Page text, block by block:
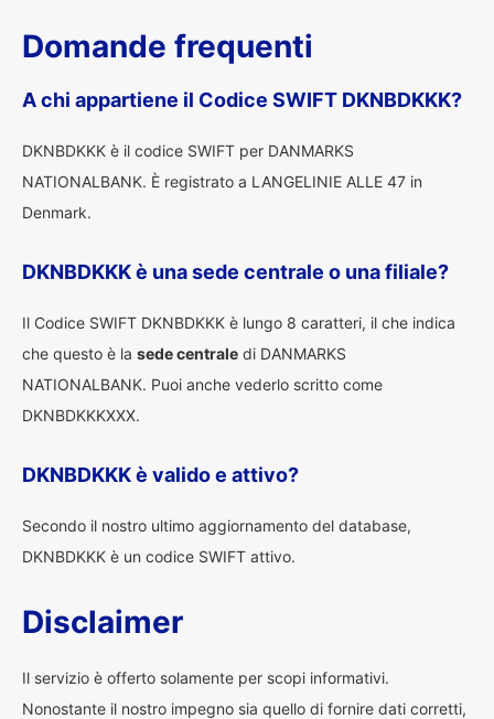
Domande frequenti
A chi appartiene il Codice SWIFT DKNBDKKK?
DKNBDKKK è il codice SWIFT per DANMARKS
NATIONALBANK. È registrato a LANGELINIE ALLE 47 in
Denmark.
DKNBDKKK è una sede centrale o una filiale?
Il Codice SWIFT DKNBDKKK è lungo 8 caratteri, il che indica
che questo è la sede centrale di DANMARKS
NATIONALBANK. Puoi anche vederlo scritto come
DKNBDKKKXXX.
DKNBDKKK è valido e attivo?
Secondo il nostro ultimo aggiornamento del database,
DKNBDKKK è un codice SWIFT attivo.
Disclaimer
Il servizio è offerto solamente per scopi informativi.
Nonostante il nostro impegno sia quello di fornire dati corretti,